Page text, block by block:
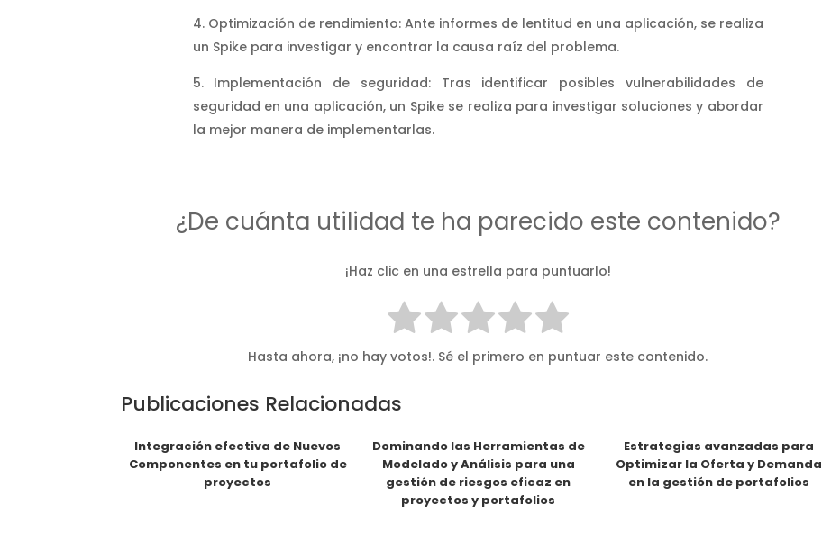
Optimización de rendimiento: Ante informes de lentitud en una aplicación, se realiza
un Spike para investigar y encontrar la causa raíz del problema.
Implementación de seguridad: Tras identificar posibles vulnerabilidades de
seguridad en una aplicación, un Spike se realiza para investigar soluciones y abordar
la mejor manera de implementarlas.
¿De cuánta utilidad te ha parecido este contenido?
¡Haz clic en una estrella para puntuarlo!
Hasta ahora, ¡no hay votos!. Sé el primero en puntuar este contenido.
Publicaciones Relacionadas
Integración efectiva de Nuevos
Componentes en tu portafolio de
proyectos
Dominando las Herramientas de
Modelado y Análisis para una
gestión de riesgos eficaz en
proyectos y portafolios
Estrategias avanzadas para
Optimizar la Oferta y Demanda
en la gestión de portafolios